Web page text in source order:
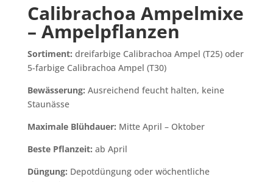
Calibrachoa Ampelmixe
– Ampelpflanzen
Sortiment: dreifarbige Calibrachoa Ampel (T25) oder
5-farbige Calibrachoa Ampel (T30)
Bewässerung: Ausreichend feucht halten, keine
Staunässe
Maximale Blühdauer: Mitte April – Oktober
Beste Pflanzeit: ab April
Düngung: Depotdüngung oder wöchentliche